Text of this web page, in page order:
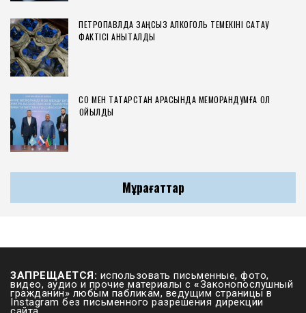
ПЕТРОПАВЛДА ЗАҢСЫЗ АЛКОГОЛЬ ТЕМЕКІНІ САҚТАУ
ФАКТІСІ АНЫҚТАЛДЫ
СҚО МЕН ТАТАРСТАН АРАСЫНДА МЕМОРАНДУМҒА ҚОЛ
ҚОЙЫЛДЫ
Мұрағаттар
ЗАПРЕЩАЕТСЯ: использовать письменные, фото,
видео, аудио и прочие материалы с «Законопослушный
гражданин» любым пабликам, ведущим страницы в
Instagram без письменного разрешения дирекции